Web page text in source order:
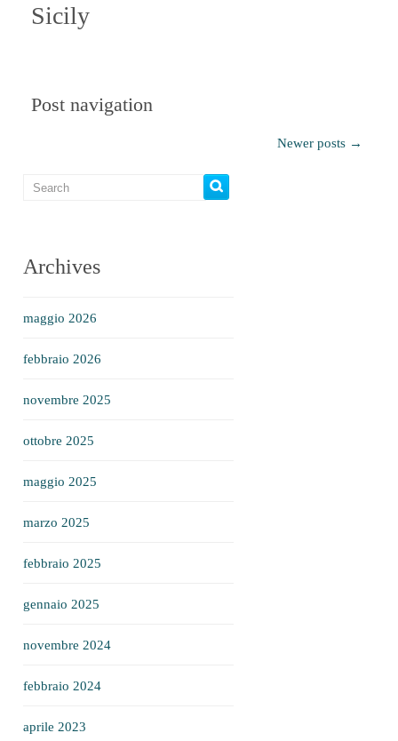
Sicily
Post navigation
Newer posts →
Archives
maggio 2026
febbraio 2026
novembre 2025
ottobre 2025
maggio 2025
marzo 2025
febbraio 2025
gennaio 2025
novembre 2024
febbraio 2024
aprile 2023